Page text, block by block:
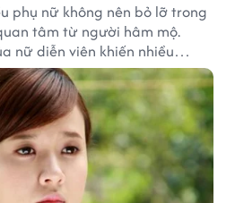
phụ nữ không nên bỏ lỡ trong
tâm từ người hâm mộ.
nữ diễn viên khiến nhiều
lại hành trình sự nghiệp và
cô.